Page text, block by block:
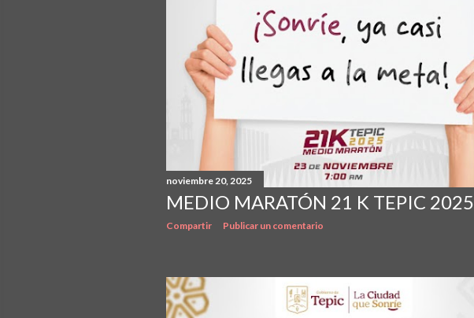
noviembre 20, 2025
MEDIO MARATÓN 21 K TEPIC 2025
Compartir Publicar un comentario